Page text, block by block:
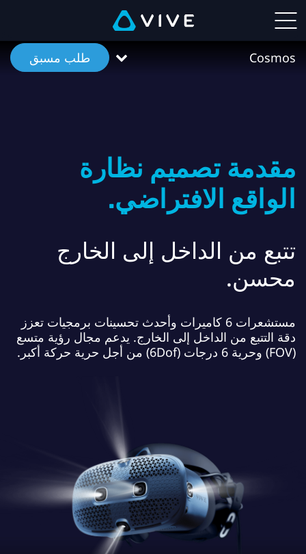
VIVE
Cosmos
Middle
East
Arabic
Cosmos طلب مسبق
مقدمة تصميم نظارة
الواقع الافتراضي.
تتبع من الداخل إلى الخارج
محسن.
مستشعرات 6 كاميرات وأحدث تحسينات برمجيات تعزز
دقة التتبع من الداخل إلى الخارج. يدعم مجال رؤية متسع
(FOV) وحرية 6 درجات (6Dof) من أجل حرية حركة أكبر.